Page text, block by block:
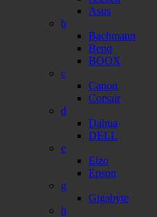
Asus
b
Bachmann
Benq
BOOX
c
Canon
Corsair
d
Dahua
DELL
e
Eizo
Epson
g
Gigabyte
h